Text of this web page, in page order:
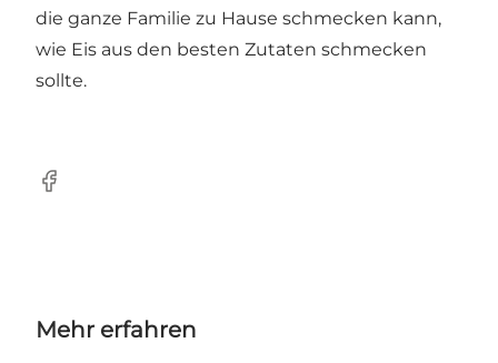
die ganze Familie zu Hause schmecken kann,
wie Eis aus den besten Zutaten schmecken
sollte.
Facebook
Mehr erfahren